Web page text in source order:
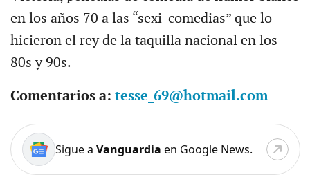
en los años 70 a las “sexi-comedias” que lo
hicieron el rey de la taquilla nacional en los
80s y 90s.
Comentarios a: tesse_69@hotmail.com
Sigue a Vanguardia en Google News.